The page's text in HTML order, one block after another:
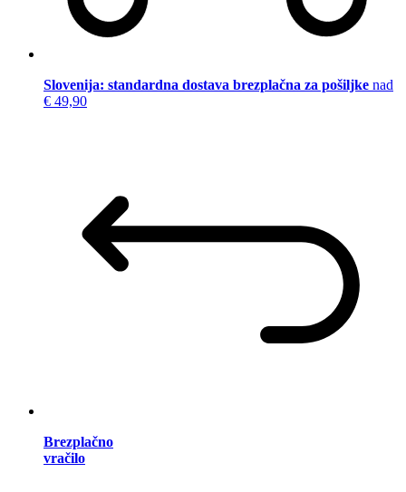
Slovenija: standardna dostava brezplačna za pošiljke nad
€ 49,90
Brezplačno
vračilo